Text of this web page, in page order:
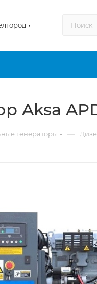
Aksa
генераторы —